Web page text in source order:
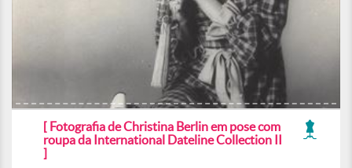
[ Fotografia de Christina Berlin em pose com
roupa da International Dateline Collection II
]